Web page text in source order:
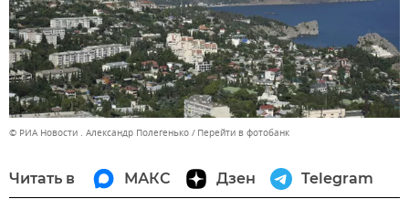
© РИА Новости . Александр Полегенько Перейти в фотобанк
Читать в МАКС Дзен Telegram